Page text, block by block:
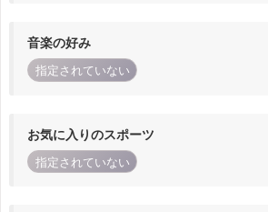
音楽の好み
指定されていない
お気に入りのスポーツ
指定されていない